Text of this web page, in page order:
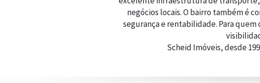
negócios locais. O bairro também é
segurança e rentabilidade. Para
Scheid Imóveis, desde